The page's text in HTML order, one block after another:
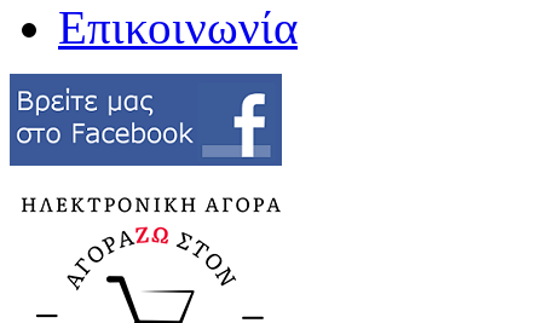
Επικοινωνία